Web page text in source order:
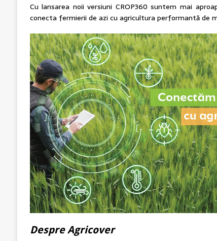
Cu lansarea noii versiuni CROP360 suntem mai
conecta fermierii de azi cu agricultura performantă de
Despre Agricover